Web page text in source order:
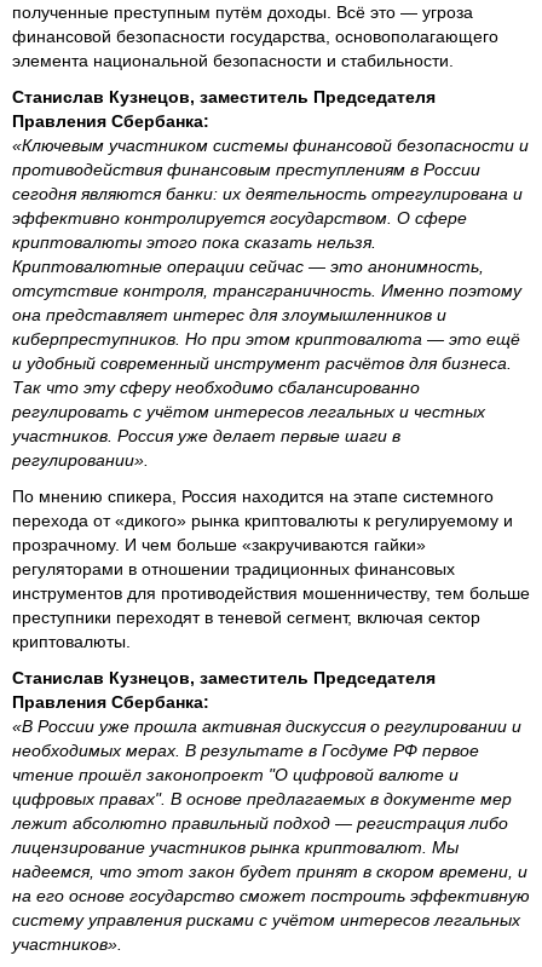
полученные преступным путём доходы. Всё это — угроза
финансовой безопасности государства, основополагающего
элемента национальной безопасности и стабильности.
Станислав Кузнецов, заместитель Председателя
Правления Сбербанка:
«Ключевым участником системы финансовой безопасности и
противодействия финансовым преступлениям в России
сегодня являются банки: их деятельность отрегулирована и
эффективно контролируется государством. О сфере
криптовалюты этого пока сказать нельзя.
Криптовалютные операции сейчас ― это анонимность,
отсутствие контроля, трансграничность. Именно поэтому
она представляет интерес для злоумышленников и
киберпреступников. Но при этом криптовалюта ― это ещё
и удобный современный инструмент расчётов для бизнеса.
Так что эту сферу необходимо сбалансированно
регулировать с учётом интересов легальных и честных
участников. Россия уже делает первые шаги в
регулировании».
По мнению спикера, Россия находится на этапе системного
перехода от «дикого» рынка криптовалюты к регулируемому и
прозрачному. И чем больше «закручиваются гайки»
регуляторами в отношении традиционных финансовых
инструментов для противодействия мошенничеству, тем больше
преступники переходят в теневой сегмент, включая сектор
криптовалюты.
Станислав Кузнецов, заместитель Председателя
Правления Сбербанка:
«В России уже прошла активная дискуссия о регулировании и
необходимых мерах. В результате в Госдуме РФ первое
чтение прошёл законопроект "О цифровой валюте и
цифровых правах". В основе предлагаемых в документе мер
лежит абсолютно правильный подход ― регистрация либо
лицензирование участников рынка криптовалют. Мы
надеемся, что этот закон будет принят в скором времени, и
на его основе государство сможет построить эффективную
систему управления рисками с учётом интересов легальных
участников».